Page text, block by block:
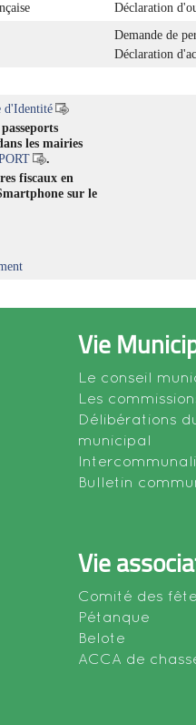
Déclaration
Demande de
Déclaration
d'Identité
les mairies
.
fiscaux en
sur le
Vie
Le conseil
Les
Délibérations
municipal
Bulletin
Vie
Comité des
Pétanque
Belote
ACCA de